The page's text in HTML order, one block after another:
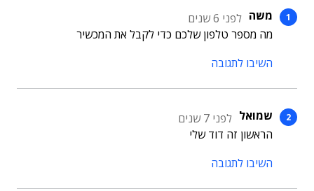
משה לפני 6 שנים
מה מספר טלפון שלכם כדי לקבל את המכשיר
השיבו לתגובה
שמואל לפני 7 שנים
הראשון זה דוד שלי
השיבו לתגובה